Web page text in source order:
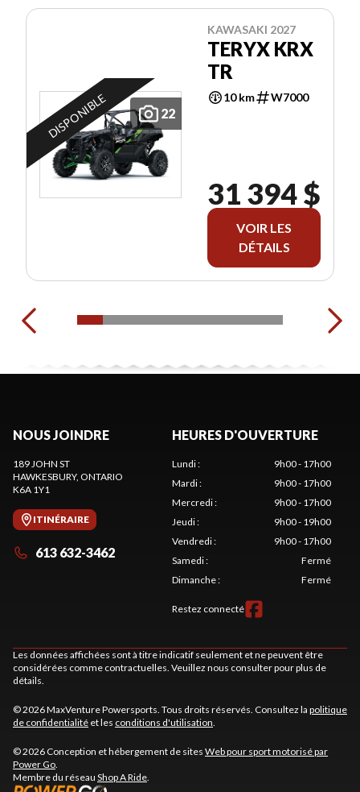
22
DISPONIBLE
KAWASAKI 2027
TERYX KRX
TR
10 km W7000
31 394 $
VOIR LES
DÉTAILS
NOUS JOINDRE
189 JOHN ST
HAWKESBURY, ONTARIO
K6A 1Y1
ITINÉRAIRE
613 632-3462
HEURES D'OUVERTURE
Lundi:
9h00 - 17h00
Mardi:
9h00 - 17h00
Mercredi:
9h00 - 17h00
Jeudi:
9h00 - 19h00
Vendredi:
9h00 - 17h00
Samedi:
Fermé
Dimanche: Fermé
Restez connecté
Les données affichées sont à titre indicatif seulement et ne peuvent être
considérées comme contractuelles. Veuillez nous consulter pour plus de
détails.
© 2026 MaxVenture Powersports. Tous droits réservés. Consultez la politique
de confidentialité et les conditions d'utilisation.
© 2026 Conception et hébergement de sites Web pour sport motorisé par
Power Go.
Membre du réseau Shop A Ride.